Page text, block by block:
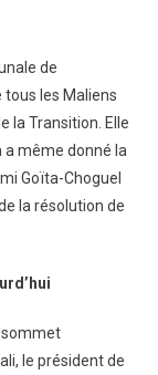
de
tous les Maliens
la Transition. Elle
a même donné la
Goïta-Choguel
la résolution de
sommet
le président de